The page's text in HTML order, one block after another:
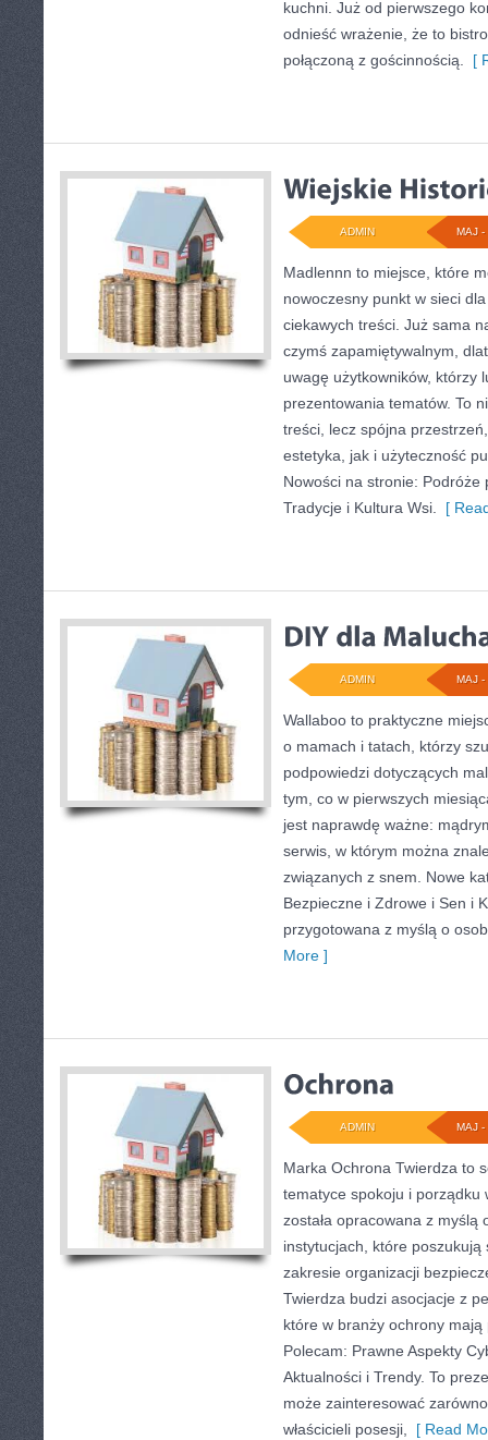
kuchni. Już od pierwszego
odnieść wrażenie, że to
połączoną z gościnnością.
[
MAJ -
ADMIN
Madlennn to miejsce, które
nowoczesny punkt w sieci
ciekawych treści. Już sama
czymś zapamiętywalnym,
uwagę użytkowników, którzy
prezentowania tematów. To
treści, lecz spójna
estetyka, jak i użyteczność
Nowości na stronie: Podróże
Tradycje i Kultura Wsi.
[
MAJ -
ADMIN
Wallaboo to praktyczne
o mamach i tatach, którzy
podpowiedzi dotyczących
tym, co w pierwszych
jest naprawdę ważne:
serwis, w którym można
związanych z snem. Nowe
Bezpieczne i Zdrowe i Sen i
przygotowana z myślą o
More ]
MAJ -
ADMIN
Marka Ochrona Twierdza to
tematyce spokoju i porządku
została opracowana z myślą
instytucjach, które
zakresie organizacji
Twierdza budzi asocjacje z
które w branży ochrony
Polecam: Prawne Aspekty
Aktualności i Trendy. To
może zainteresować
właścicieli posesji,
[ Read